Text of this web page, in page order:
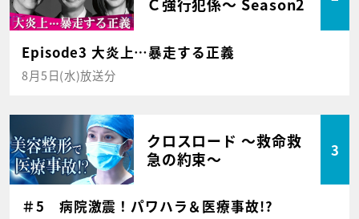
Ｃ強行犯係～ Season2
Episode3 大炎上…暴走する正義
8月5日(水)放送分
クロスロード ～救命救
急の約束～
3
＃5 病院激震！パワハラ＆医療事故!?